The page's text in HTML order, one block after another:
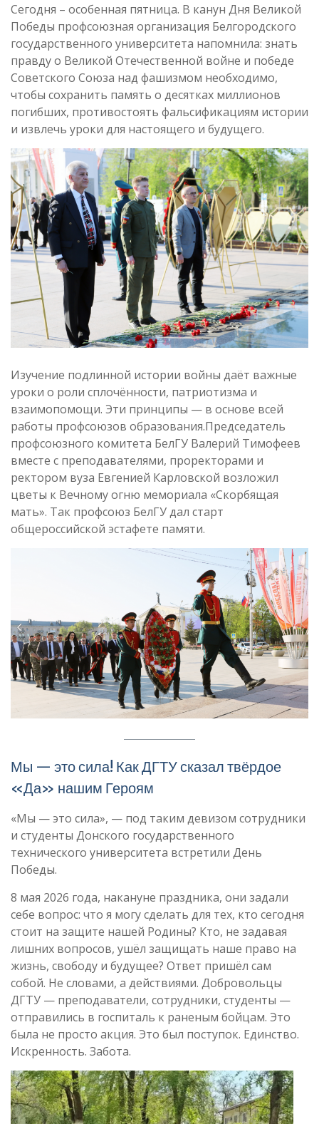
Сегодня – особенная пятница. В канун Дня Великой
Победы профсоюзная организация Белгородского
государственного университета напомнила: знать
правду о Великой Отечественной войне и победе
Советского Союза над фашизмом необходимо,
чтобы сохранить память о десятках миллионов
погибших, противостоять фальсификациям истории
и извлечь уроки для настоящего и будущего.
Изучение подлинной истории войны даёт важные
уроки о роли сплочённости, патриотизма и
взаимопомощи. Эти принципы — в основе всей
работы профсоюзов образования.Председатель
профсоюзного комитета БелГУ Валерий Тимофеев
вместе с преподавателями, проректорами и
ректором вуза Евгенией Карловской возложил
цветы к Вечному огню мемориала «Скорбящая
мать». Так профсоюз БелГУ дал старт
общероссийской эстафете памяти.
Мы — это сила! Как ДГТУ сказал твёрдое
«Да» нашим Героям
«Мы — это сила», — под таким девизом сотрудники
и студенты Донского государственного
технического университета встретили День
Победы.
8 мая 2026 года, накануне праздника, они задали
себе вопрос: что я могу сделать для тех, кто сегодня
стоит на защите нашей Родины? Кто, не задавая
лишних вопросов, ушёл защищать наше право на
жизнь, свободу и будущее? Ответ пришёл сам
собой. Не словами, а действиями. Добровольцы
ДГТУ — преподаватели, сотрудники, студенты —
отправились в госпиталь к раненым бойцам. Это
была не просто акция. Это был поступок. Единство.
Искренность. Забота.